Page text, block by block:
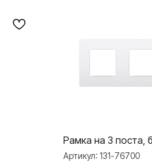
Рамка на 3 поста,
Артикул: 131-76700